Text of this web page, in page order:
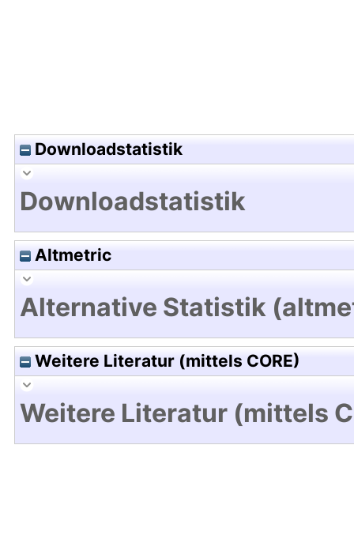
Downloadstatistik
Downloadstatistik
Altmetric
Alternative Statistik
Weitere Literatur (mittels CORE)
Weitere Literatur (mittels